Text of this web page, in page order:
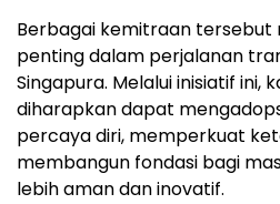
Berbagai kemitraan tersebut
penting dalam perjalanan
Singapura. Melalui inisiatif ini,
diharapkan dapat
percaya diri, memperkuat
membangun fondasi bagi
lebih aman dan inovatif.